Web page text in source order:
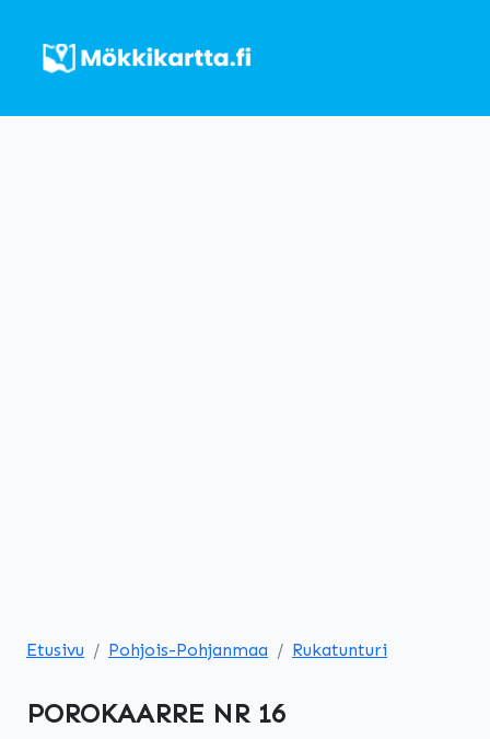
Etusivu Pohjois-Pohjanmaa Rukatunturi
POROKAARRE NR 16